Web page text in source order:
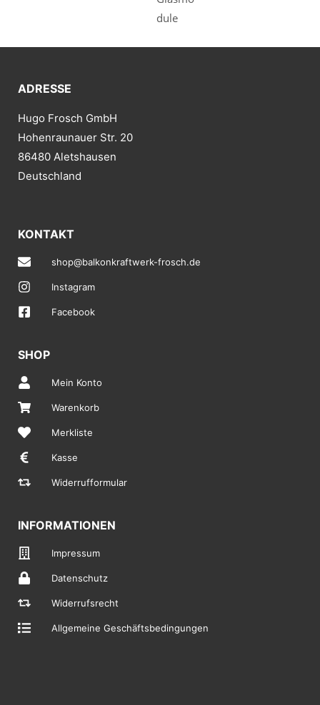
ADRESSE
Hugo Frosch GmbH
Hohenraunauer Str. 20
86480 Aletshausen
Deutschland
KONTAKT
shop@balkonkraftwerk-frosch.de
Instagram
Facebook
SHOP
Mein Konto
Warenkorb
Merkliste
Kasse
Widerrufformular
INFORMATIONEN
Impressum
Datenschutz
Widerrufsrecht
Allgemeine Geschäftsbedingungen